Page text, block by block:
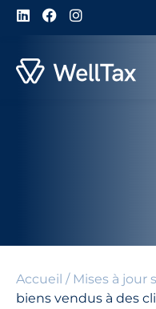
Accueil / Mises à jour
biens vendus à des